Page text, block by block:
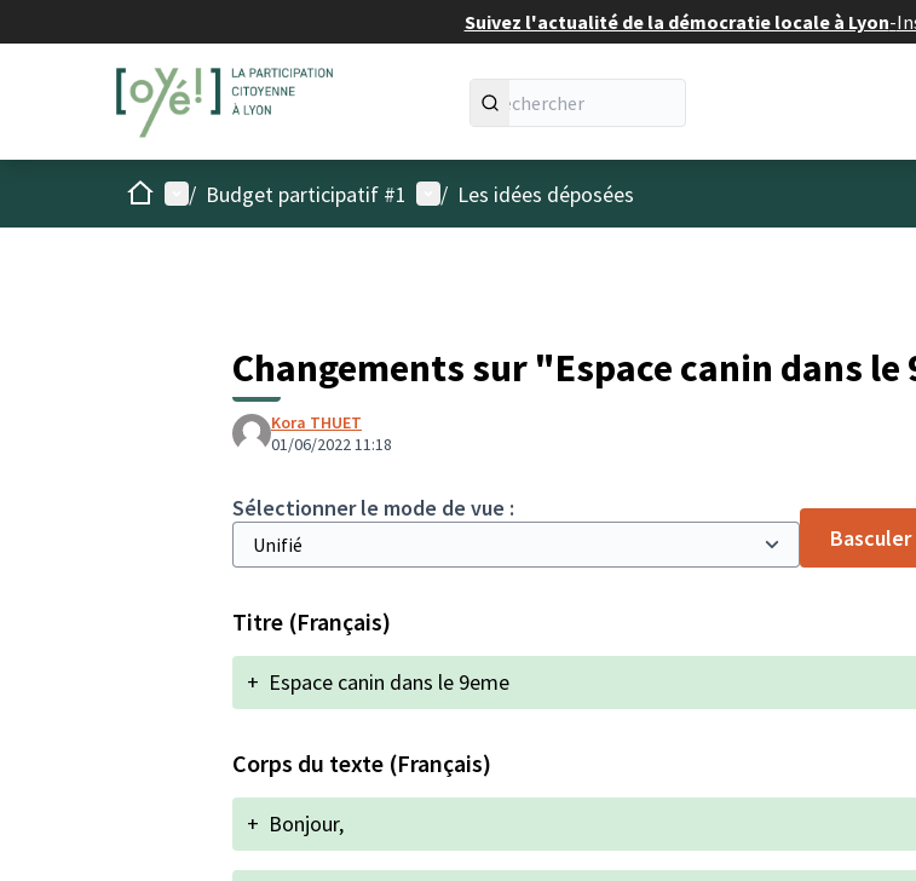
Suivez l'actualité de la démocratie locale à Lyon-
AccueilMenu principal
/ Budget participatif #1 Menu utilisateur
/ Les idées déposées
Changements sur "Espace canin dans le
Kora THUET
01/06/2022 11:18
Sélectionner le mode de vue :
Titre (Français)
+ Espace canin dans le 9eme
Corps du texte (Français)
+ Bonjour,